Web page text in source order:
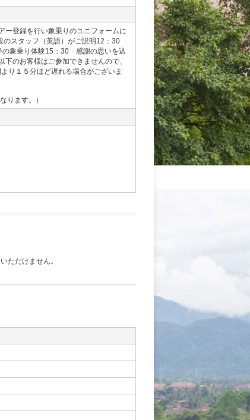
登録を行い象乗りのユニフォームに
のスタッフ（英語）がご説明12：30
の象乗り体験15：30 感謝の思いを込
のお客様はご参加できませんので、
り１５分ほど遅れる場合がございま
ります。）
ただけません。